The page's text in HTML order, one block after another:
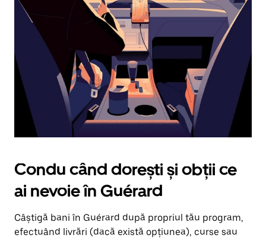
în
jos.
Închide
calendarul
apăsând
pe
butonul
Escape.
Condu când dorești și obții ce
ai nevoie în Guérard
Câștigă bani în Guérard după propriul tău program,
efectuând livrări (dacă există opțiunea), curse sau